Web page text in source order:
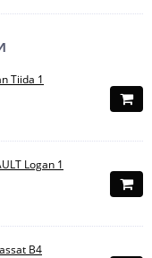
Tiida 1
Logan 1
B4